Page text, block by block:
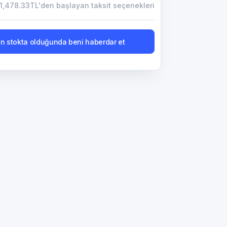
başlayan taksit seçenekleri
stokta olduğunda beni haberdar et